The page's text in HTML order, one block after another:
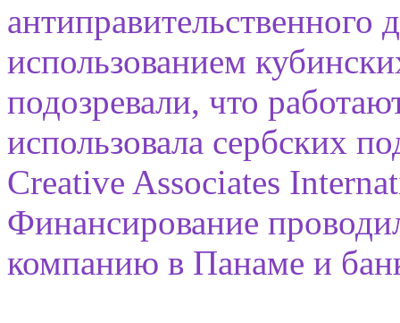
антиправительственного
использованием
подозревали, что
использовала сербских
Creative Associates
Финансирование
компанию в Панаме и